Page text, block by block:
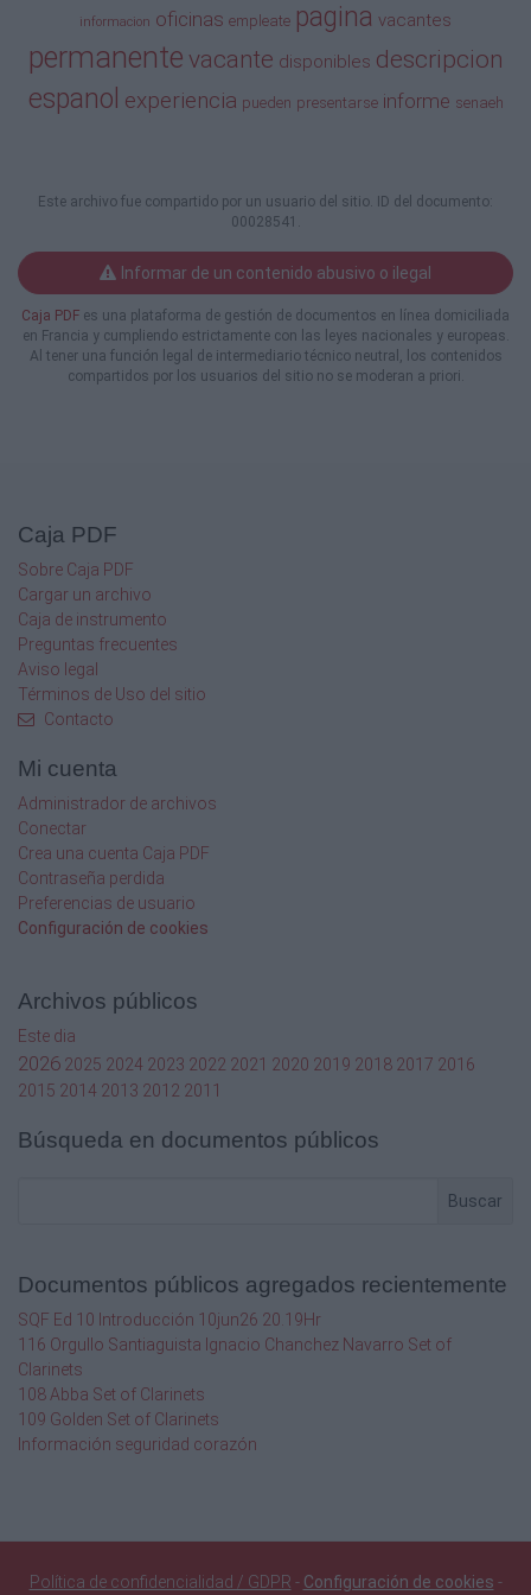
Asistentes Editoriales
Licenciatura en letras y lenguas con
orientacion a Linguistica
Editorial ,Manejo de
Programas de diseño Addobe Illustrator
Analitica ,Trabajar en equipo enviar hoja de
vida a
talentohumano.er@gmail.com
IMF
No
Licenciatura en Letras
1642
vehiculo,dinamico proactivo
enviar hoja de vida a
lourdesl@grupoluminaria.com Telefono
22368202
IMF
Permanente
Español
cercanas de la STSS en el SENAEH con el ID
de la vacante que les Interese para que sean
remitidos a las empresas
Desarrollado Por:Lic. Efrain Salgado
Pagina:
Fecha:
informacion oficinas empleate pagina vacantes
permanente vacante disponibles descripcion
espanol experiencia pueden presentarse informe senaeh
Este archivo fue compartido por un usuario del sitio. ID del documento:
00028541.
Informar de un contenido abusivo o ilegal
Caja PDF es una plataforma de gestión de documentos en línea domiciliada
en Francia y cumpliendo estrictamente con las leyes nacionales y europeas.
Al tener una función legal de intermediario técnico neutral, los contenidos
compartidos por los usuarios del sitio no se moderan a priori.
Caja PDF
Sobre Caja PDF
Cargar un archivo
Caja de instrumento
Preguntas frecuentes
Aviso legal
Términos de Uso del sitio
Contacto
Mi cuenta
Administrador de archivos
Conectar
Crea una cuenta Caja PDF
Contraseña perdida
Preferencias de usuario
Configuración de cookies
Archivos públicos
Este dia
2026 2025 2024 2023 2022 2021 2020 2019 2018 2017 2016
2015 2014 2013 2012 2011
Búsqueda en documentos públicos
Buscar
Documentos públicos agregados recientemente
SQF Ed 10 Introducción 10jun26 20.19Hr
116 Orgullo Santiaguista Ignacio Chanchez Navarro Set of
Clarinets
108 Abba Set of Clarinets
109 Golden Set of Clarinets
Información seguridad corazón
Política de confidencialidad / GDPR - Configuración de cookies -